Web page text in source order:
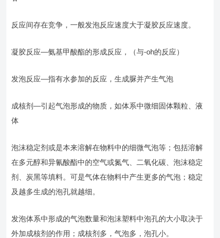
反应间存在竞争，一般发泡反应速度大于凝胶反应速度。
凝胶反应—氨基甲酸酯的形成反应，（与-oh的反应）
发泡反应—指有水参加的反应，生成脲并产生气泡
成核剂—引起气泡形成的物质，如体系中微细固体颗粒、液
体
泡沫稳定剂或是本来溶解在物料中的细微气泡等；包括溶解
在多元醇和异氰酸酯中的空气或氮气、二氧化碳、泡沫稳定
剂、炭黑等填料。可是气体在物料中产生更多的气泡；稳定
及越多生成的泡孔就越细。
发泡体系中形成的气泡数量和泡沫塑料中泡孔的大小取决于
外加成核剂的作用；成核剂多，气泡多，泡孔小。